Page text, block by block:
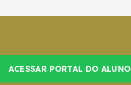
ACESSAR PORTAL DO ALUNO